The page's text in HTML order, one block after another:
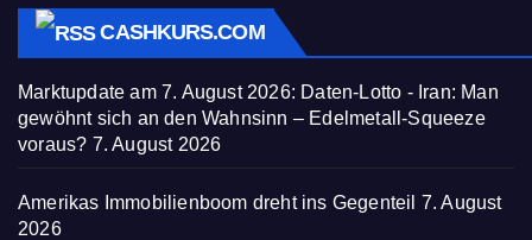
CASHKURS.COM
Marktupdate am 7. August 2026: Daten-Lotto - Iran: Man
gewöhnt sich an den Wahnsinn – Edelmetall-Squeeze
voraus? 7. August 2026
Amerikas Immobilienboom dreht ins Gegenteil 7. August
2026